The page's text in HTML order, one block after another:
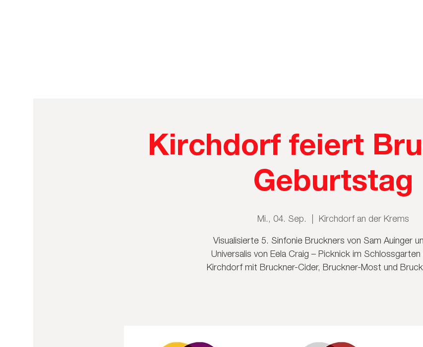
Kirchdorf feiert
Geburtstag
Mi., 04. Sep. Kirchdorf an der Krems
Visualisierte 5. Sinfonie Bruckners von Sam Auinger
Universalis von Eela Craig – Picknick im Schlossgarten
Kirchdorf mit Bruckner-Cider, Bruckner-Most und